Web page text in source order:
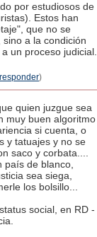
por estudiosos de
Estos han
que no se
a la condición
un proceso judicial.
responder)
quien juzgue sea
muy buen algoritmo
si cuenta, o
y tatuajes y no se
saco y corbata....
de blanco,
sea siega,
los bolsillo...
social, en RD -